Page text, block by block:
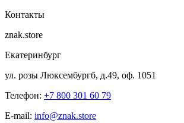
Контакты
znak.store
Екатеринбург
ул. розы Люксембургб, д.49, оф. 1051
Телефон: +7 800 301 60 79
E-mail: info@znak.store